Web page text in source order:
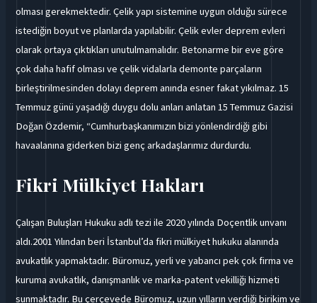
olması gerekmektedir. Çelik yapı sistemine uygun olduğu sürece
istediğin boyut ve planlarda yapılabilir. Çelik evler deprem evleri
olarak ortaya çıktıkları unutulmamalıdır. Betonarme bir eve göre
çok daha hafif olması ve çelik vidalarla demonte parçaların
birleştirilmesinden dolayı deprem anında esner fakat yıkılmaz. 15
Temmuz günü yaşadığı duygu dolu anları anlatan 15 Temmuz Gazisi
Doğan Özdemir, “Cumhurbaşkanımızın bizi yönlendirdiği gibi
havaalanına giderken bizi genç arkadaşlarımız durdurdu.
Fikri Mülkiyet Hakları
Çalışan Buluşları Hukuku adlı tezi ile 2020 yılında Doçentlik unvanı
aldı.2001 Yılından beri İstanbul’da fikri mülkiyet hukuku alanında
avukatlık yapmaktadır. Büromuz, yerli ve yabancı pek çok firma ve
kuruma avukatlık, danışmanlık ve marka-patent vekilliği hizmeti
sunmaktadır. Bu çerçevede Büromuz, uzun yılların verdiği birikim ve